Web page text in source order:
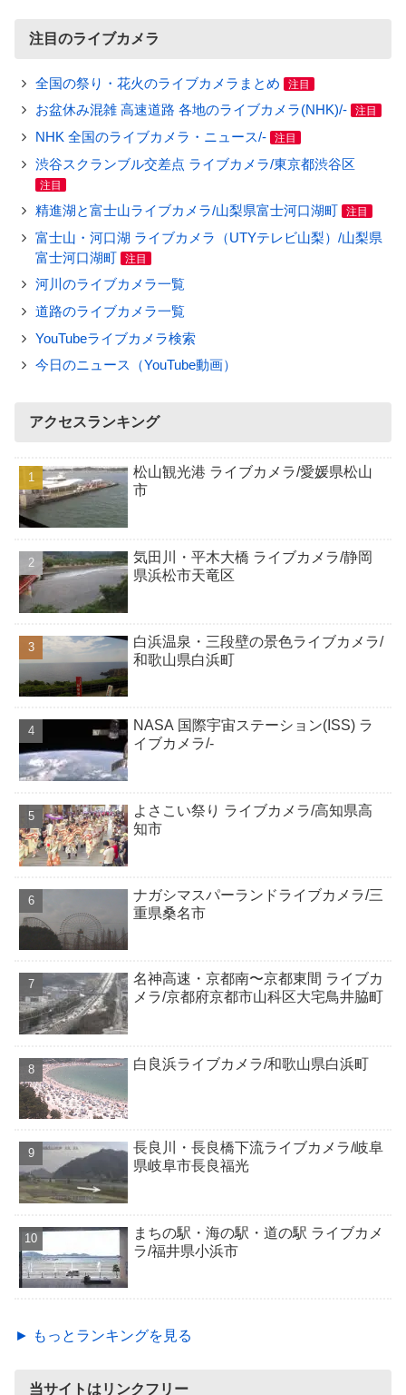
注目のライブカメラ
全国の祭り・花火のライブカメラまとめ 注目
お盆休み混雑 高速道路 各地のライブカメラ(NHK)/- 注目
NHK 全国のライブカメラ・ニュース/- 注目
渋谷スクランブル交差点 ライブカメラ/東京都渋谷区
注目
精進湖と富士山ライブカメラ/山梨県富士河口湖町 注目
富士山・河口湖 ライブカメラ（UTYテレビ山梨）/山梨県
富士河口湖町
注目
河川のライブカメラ一覧
道路のライブカメラ一覧
YouTubeライブカメラ検索
今日のニュース（YouTube動画）
アクセスランキング
松山観光港 ライブカメラ/愛媛県松山
市
気田川・平木大橋 ライブカメラ/静岡
県浜松市天竜区
白浜温泉・三段壁の景色ライブカメラ/
和歌山県白浜町
NASA 国際宇宙ステーション(ISS) ラ
イブカメラ/-
よさこい祭り ライブカメラ/高知県高
知市
ナガシマスパーランドライブカメラ/三
重県桑名市
名神高速・京都南〜京都東間 ライブカ
メラ/京都府京都市山科区大宅鳥井脇町
白良浜ライブカメラ/和歌山県白浜町
長良川・長良橋下流ライブカメラ/岐阜
県岐阜市長良福光
まちの駅・海の駅・道の駅 ライブカメ
ラ/福井県小浜市
► もっとランキングを見る
当サイトはリンクフリー